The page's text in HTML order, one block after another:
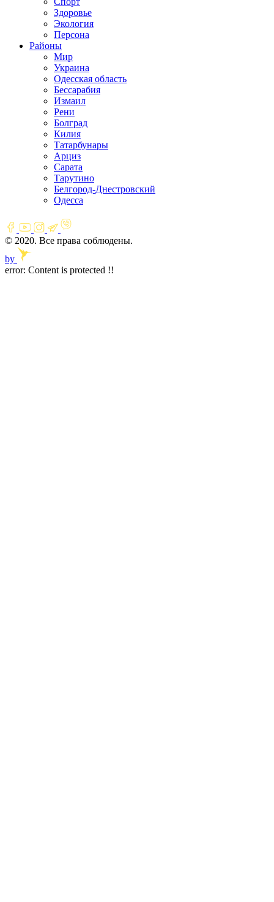
Здоровье
Экология
Персона
Районы
Мир
Украина
Одесская область
Бессарабия
Измаил
Рени
Болград
Килия
Татарбунары
Арциз
Сарата
Тарутино
Белгород-Днестровский
Одесса
© 2020. Все права соблюдены.
by
error: Content is protected !!